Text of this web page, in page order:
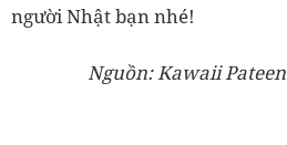
người Nhật bạn nhé!
Nguồn: Kawaii Pateen